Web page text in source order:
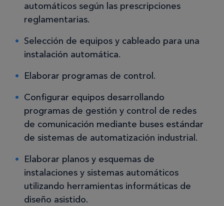
automáticos según las prescripciones
reglamentarias.
Selección de equipos y cableado para una
instalación automática.
Elaborar programas de control.
Configurar equipos desarrollando
programas de gestión y control de redes
de comunicación mediante buses estándar
de sistemas de automatización industrial.
Elaborar planos y esquemas de
instalaciones y sistemas automáticos
utilizando herramientas informáticas de
diseño asistido.